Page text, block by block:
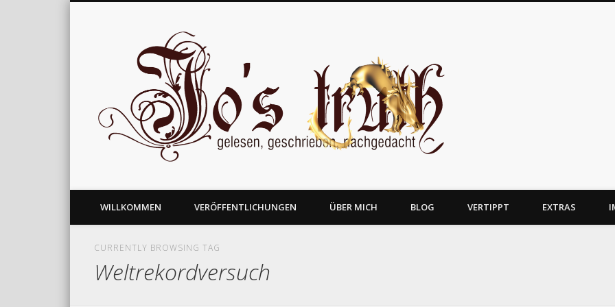
gelesen, geschrieben und nachgedacht
WILLKOMMEN VERÖFFENTLICHUNGEN ÜBER MICH BLOG VERTIPPT EXTRAS
CURRENTLY BROWSING TAG
Weltrekordversuch